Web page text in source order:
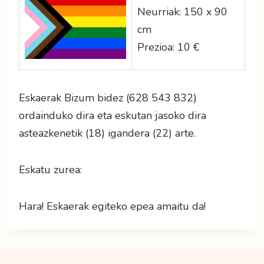
Neurriak: 150 x 90
cm
Prezioa: 10 €
Eskaerak Bizum bidez (628 543 832)
ordainduko dira eta eskutan jasoko dira
asteazkenetik (18) igandera (22) arte.
Eskatu zurea:
Hara! Eskaerak egiteko epea amaitu da!